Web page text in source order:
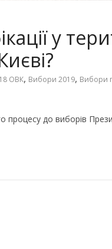
у
ОВК, Вибори 2019, Вибори
процесу до виборів